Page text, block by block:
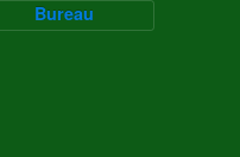
Bureau